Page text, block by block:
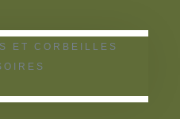
ET CORBEILLES